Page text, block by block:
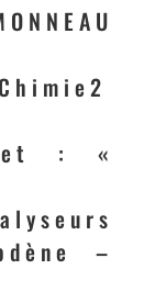
: «
–